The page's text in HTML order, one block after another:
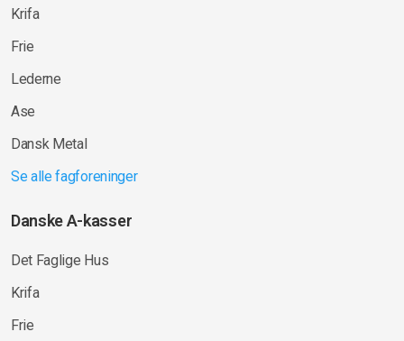
Krifa
Frie
Lederne
Ase
Dansk Metal
Se alle fagforeninger
Danske A-kasser
Det Faglige Hus
Krifa
Frie